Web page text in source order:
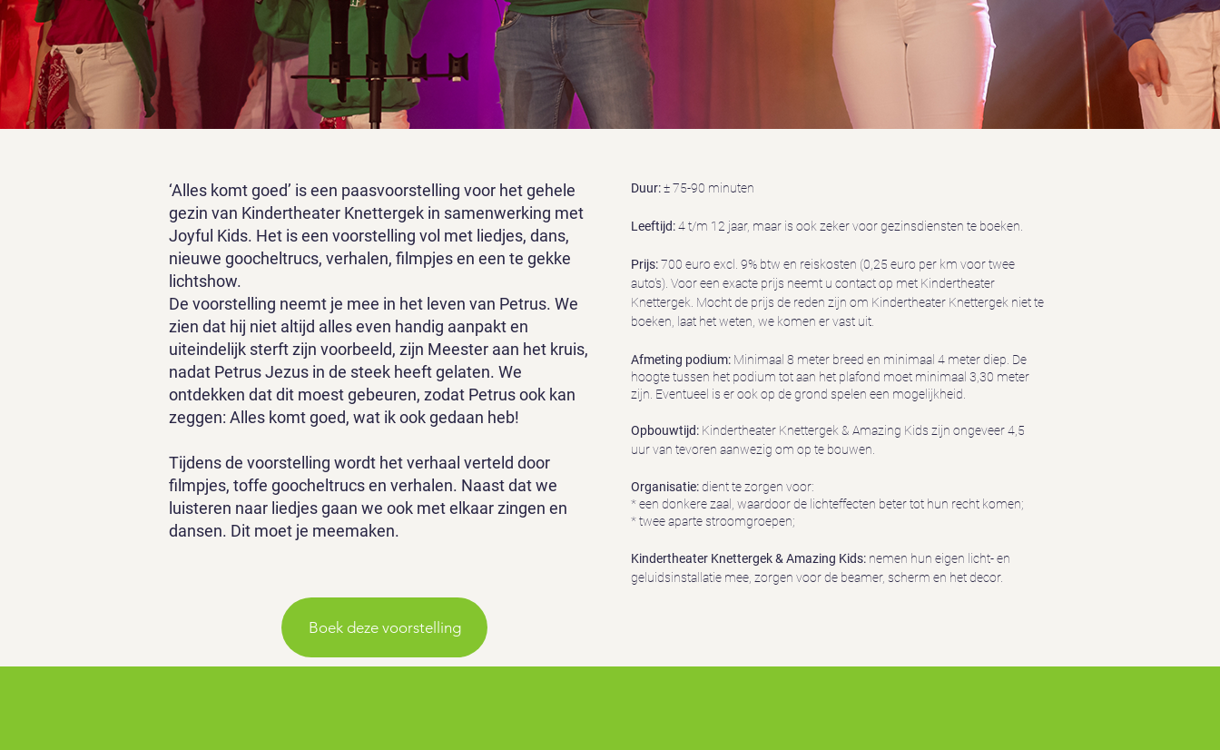
‘Alles komt goed’ is een paasvoorstelling voor het gehele
gezin van Kindertheater Knettergek in samenwerking met
Joyful Kids. Het is een voorstelling vol met liedjes, dans,
nieuwe goocheltrucs, verhalen, filmpjes en een te gekke
lichtshow.
De voorstelling neemt je mee in het leven van Petrus. We
zien dat hij niet altijd alles even handig aanpakt en
uiteindelijk sterft zijn voorbeeld, zijn Meester aan het kruis,
nadat Petrus Jezus in de steek heeft gelaten. We
ontdekken dat dit moest gebeuren, zodat Petrus ook kan
zeggen: Alles komt goed, wat ik ook gedaan heb!
Tijdens de voorstelling wordt het verhaal verteld door
filmpjes, toffe goocheltrucs en verhalen. Naast dat we
luisteren naar liedjes gaan we ook met elkaar zingen en
dansen. Dit moet je meemaken.
Boek deze voorstelling
Duur:± 75-90 minuten
Leeftijd:4 t/m 12 jaar, maar is ook zeker voor gezinsdiensten te boeken.
Prijs:700 euro excl. 9% btw en reiskosten (0,25 euro per km voor twee
auto's). Voor een exacte prijs neemt u contact op met Kindertheater
Knettergek. Mocht de prijs de reden zijn om Kindertheater Knettergek niet te
boeken, laat het weten, we komen er vast uit.
Afmeting podium: Minimaal 8 meter breed en minimaal 4 meter diep. De
hoogte tussen het podium tot aan het plafond moet minimaal 3,30 meter
zijn. Eventueel is er ook op de grond spelen een mogelijkheid.
Opbouwtijd: Kindertheater Knettergek & Amazing Kids zijn ongeveer4,5
uur van tevoren aanwezig om op te bouwen.
Organisatie:dient te zorgen voor:
* een donkere zaal, waardoor de lichteffecten beter tot hun recht komen;
* twee aparte stroomgroepen;
Kindertheater Knettergek & Amazing Kids: nemen hun eigen licht- en
geluidsinstallatie mee, zorgen voor de beamer, scherm en het decor.